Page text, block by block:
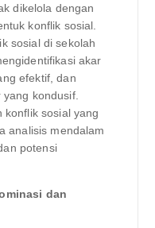
dikelola dengan
konflik sosial.
sosial di sekolah
akar
efektif, dan
kondusif.
konflik sosial yang
analisis mendalam
potensi
dan